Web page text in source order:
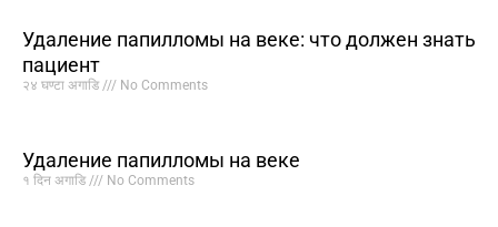
Удаление папилломы на веке: что должен знать
пациент
२४ घण्टा अगाडि No Comments
Удаление папилломы на веке
१ दिन अगाडि No Comments